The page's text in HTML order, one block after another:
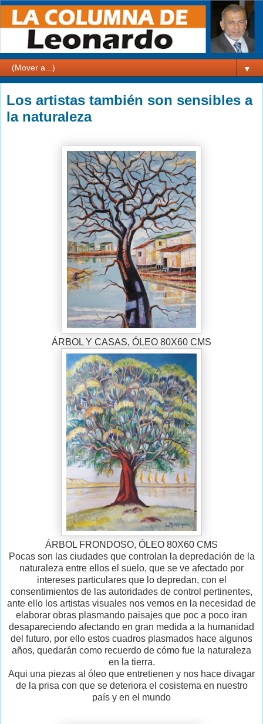
▼
Los artistas también son sensibles a
la naturaleza
ÁRBOL Y CASAS, ÓLEO 80X60 CMS
ÁRBOL FRONDOSO, ÓLEO 80X60 CMS
Pocas son las ciudades que controlan la depredación de la
naturaleza entre ellos el suelo, que se ve afectado por
intereses particulares que lo depredan, con el
consentimientos de las autoridades de control pertinentes,
ante ello los artistas visuales nos vemos en la necesidad de
elaborar obras plasmando paisajes que poc a poco iran
desapareciendo afectando en gran medida a la humanidad
del futuro, por ello estos cuadros plasmados hace algunos
años, quedarán como recuerdo de cómo fue la naturaleza
en la tierra.
Aqui una piezas al óleo que entretienen y nos hace divagar
de la prisa con que se deteriora el cosistema en nuestro
país y en el mundo